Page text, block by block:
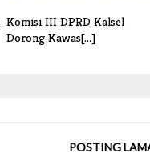
Komisi III DPRD Kalsel
Dorong Kawas[...]
POSTING